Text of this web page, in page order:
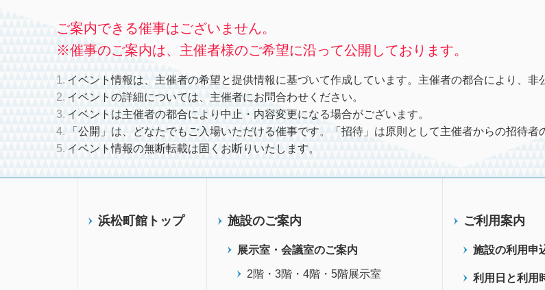
ご案内できる催事はございません。
※催事のご案内は、主催者様のご希望に沿って公開しております。
イベント情報は、主催者の希望と提供情報に基づいて作成しています。主催者の都合により、非
イベントの詳細については、主催者にお問合わせください。
イベントは主催者の都合により中止・内容変更になる場合がございます。
「公開」は、どなたでもご入場いただける催事です。「招待」は原則として主催者からの招待者
イベント情報の無断転載は固くお断りいたします。
浜松町館トップ 施設のご案内
展示室・会議室のご案内
2階・3階・4階・5階展示室
ご利用案内
施設の利用申
利用日と利用